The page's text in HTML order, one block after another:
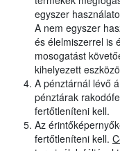
egyszer
A nem egyszer
és élelmiszerrel is
mosogatást
kihelyezett
A pénztárnál lévő
pénztárak
fertőtleníteni kell.
Az
fertőtleníteni kell.